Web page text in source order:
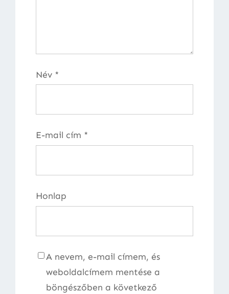
Név *
E-mail cím *
Honlap
A nevem, e-mail címem, és
weboldalcímem mentése a
böngészőben a következő